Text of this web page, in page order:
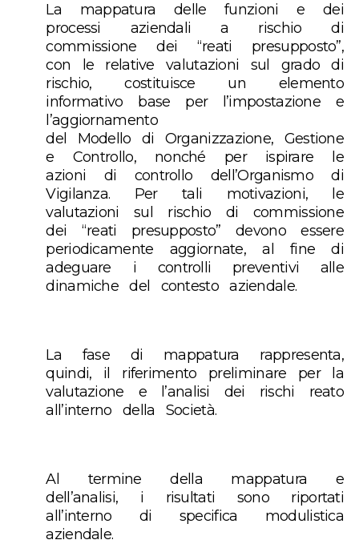
La mappatura delle funzioni e dei
processi aziendali a rischio di
commissione dei “reati presupposto”,
con le relative valutazioni sul grado di
rischio, costituisce un elemento
informativo base per l’impostazione e
l’aggiornamento
del Modello di Organizzazione, Gestione
e Controllo, nonché per ispirare le
azioni di controllo dell’Organismo di
Vigilanza. Per tali motivazioni, le
valutazioni sul rischio di commissione
dei “reati presupposto” devono essere
periodicamente aggiornate, al fine di
adeguare i controlli preventivi alle
dinamiche del contesto aziendale.
La fase di mappatura rappresenta,
quindi, il riferimento preliminare per la
valutazione e l’analisi dei rischi reato
all’interno della Società.
Al termine della mappatura e
dell’analisi, i risultati sono riportati
all’interno di specifica modulistica
aziendale.